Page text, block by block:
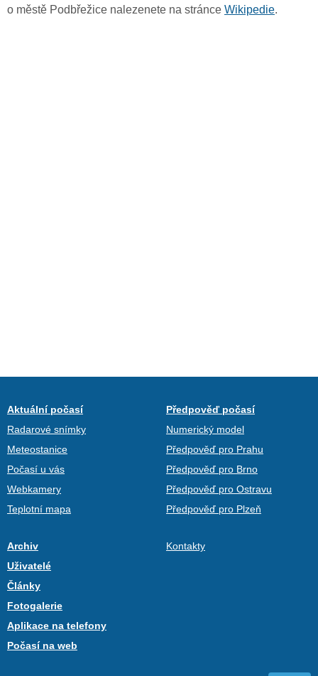
o městě Podbřežice nalezenete na stránce Wikipedie.
Aktuální počasí
Radarové snímky
Meteostanice
Počasí u vás
Webkamery
Teplotní mapa
Předpověď počasí
Numerický model
Předpověď pro Prahu
Předpověď pro Brno
Předpověď pro Ostravu
Předpověď pro Plzeň
Archiv
Uživatelé
Články
Fotogalerie
Aplikace na telefony
Počasí na web
Kontakty